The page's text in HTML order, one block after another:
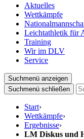
Aktuelles
Wettkämpfe
Leichtathletik für
Training
Wir im DLV
Service
Suchmenü anzeigen
Suchmenü schließen
Start›
Wettkämpfe›
Ergebnisse›
LM Diskus und